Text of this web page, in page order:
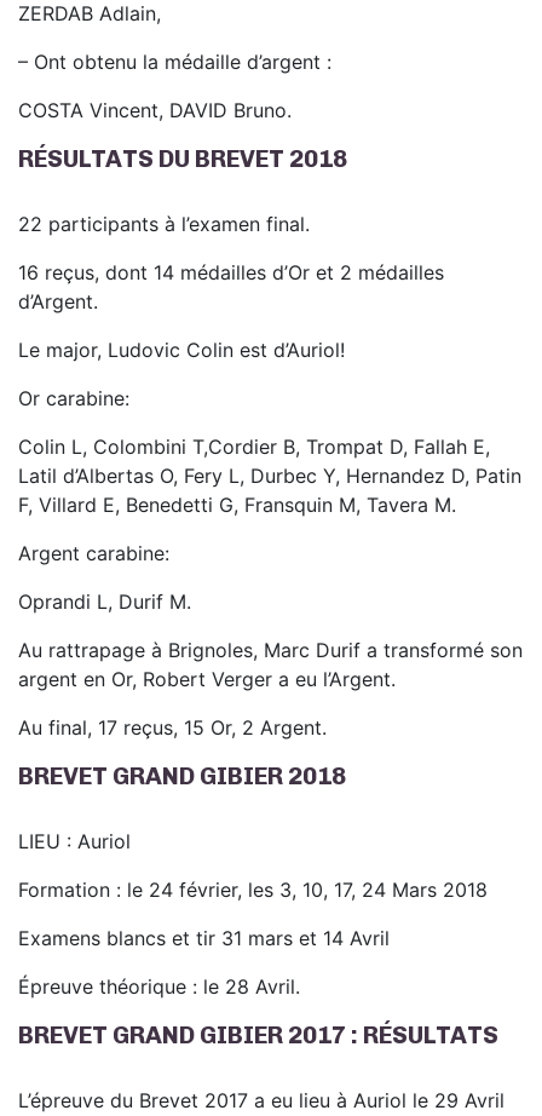
ZERDAB Adlain,
– Ont obtenu la médaille d’argent :
COSTA Vincent, DAVID Bruno.
RÉSULTATS DU BREVET 2018
22 participants à l’examen final.
16 reçus, dont 14 médailles d’Or et 2 médailles
d’Argent.
Le major, Ludovic Colin est d’Auriol!
Or carabine:
Colin L, Colombini T,Cordier B, Trompat D, Fallah E,
Latil d’Albertas O, Fery L, Durbec Y, Hernandez D, Patin
F, Villard E, Benedetti G, Fransquin M, Tavera M.
Argent carabine:
Oprandi L, Durif M.
Au rattrapage à Brignoles, Marc Durif a transformé son
argent en Or, Robert Verger a eu l’Argent.
Au final, 17 reçus, 15 Or, 2 Argent.
BREVET GRAND GIBIER 2018
LIEU : Auriol
Formation : le 24 février, les 3, 10, 17, 24 Mars 2018
Examens blancs et tir 31 mars et 14 Avril
Épreuve théorique : le 28 Avril.
BREVET GRAND GIBIER 2017 : RÉSULTATS
L’épreuve du Brevet 2017 a eu lieu à Auriol le 29 Avril